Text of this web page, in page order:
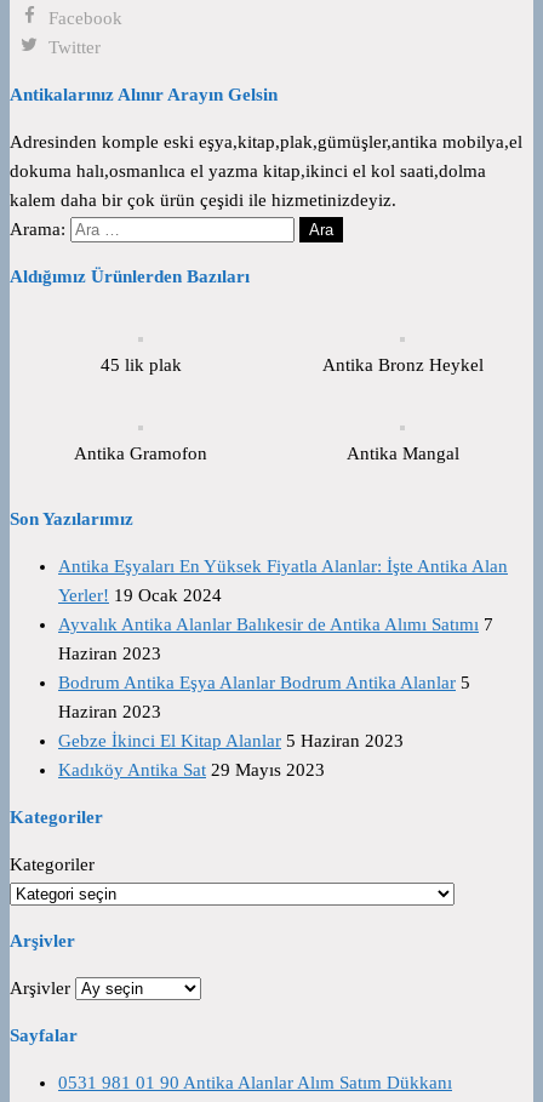
Facebook
Twitter
Antikalarınız Alınır Arayın Gelsin
Adresinden komple eski eşya,kitap,plak,gümüşler,antika mobilya,el
dokuma halı,osmanlıca el yazma kitap,ikinci el kol saati,dolma
kalem daha bir çok ürün çeşidi ile hizmetinizdeyiz.
Arama:
Aldığımız Ürünlerden Bazıları
45 lik plak Antika Bronz Heykel
Antika Gramofon Antika Mangal
Son Yazılarımız
Antika Eşyaları En Yüksek Fiyatla Alanlar: İşte Antika Alan
Yerler! 19 Ocak 2024
Ayvalık Antika Alanlar Balıkesir de Antika Alımı Satımı 7
Haziran 2023
Bodrum Antika Eşya Alanlar Bodrum Antika Alanlar 5
Haziran 2023
Gebze İkinci El Kitap Alanlar 5 Haziran 2023
Kadıköy Antika Sat 29 Mayıs 2023
Kategoriler
Kategoriler
Arşivler
Arşivler
Sayfalar
0531 981 01 90 Antika Alanlar Alım Satım Dükkanı